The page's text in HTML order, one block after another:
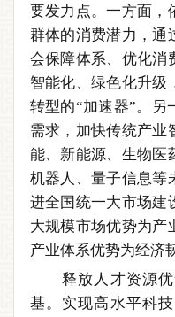
要发力点。一方面，
群体的消费潜力，通
会保障体系、优化消
智能化、绿色化升级
转型的“加速器”。另
需求，加快传统产业
能、新能源、生物医
机器人、量子信息等
进全国统一大市场建
大规模市场优势为产
产业体系优势为经济
释放人才资源优
基。实现高水平科